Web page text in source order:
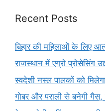
Recent Posts
बिहार की महिलाओं के लिए
राजस्थान में एग्रो प्रोसेसिंग
स्वदेशी नस्ल पालकों को मिलेगा
गोबर और पराली से बनेगी गैस,